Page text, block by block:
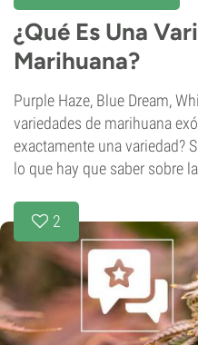
¿Qué Es Una
Marihuana?
Purple Haze, Blue Dream,
variedades de marihuana
exactamente una variedad?
lo que hay que saber sobre
2